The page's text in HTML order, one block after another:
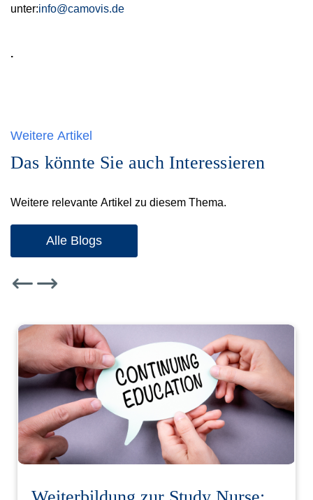
unter:info@camovis.de
.
Weitere Artikel
Das könnte Sie auch Interessieren
Weitere relevante Artikel zu diesem Thema.
Alle Blogs